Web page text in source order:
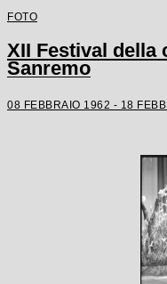
FOTO
XII Festival della
Sanremo
08 FEBBRAIO 1962 - 18